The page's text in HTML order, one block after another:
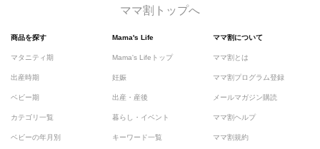
ママ割トップへ
商品を探す
マタニティ期
出産時期
ベビー期
カテゴリ一覧
ベビーの年月別
Mama's Life
Mama's Lifeトップ
妊娠
出産・産後
暮らし・イベント
キーワード一覧
ママ割について
ママ割とは
ママ割プログラム登録
メールマガジン購読
ママ割ヘルプ
ママ割規約